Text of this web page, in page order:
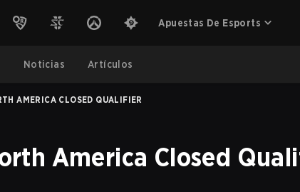
Apuestas De Esports
Noticias Artículos
AMERICA CLOSED QUALIFIER
America Closed